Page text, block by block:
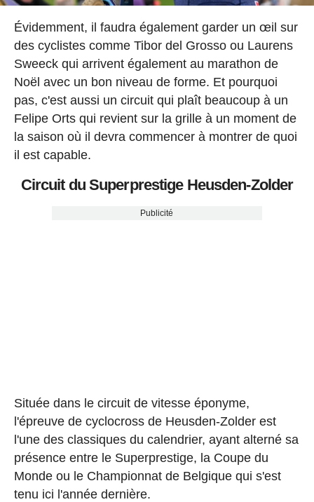
Évidemment, il faudra également garder un œil sur
des cyclistes comme Tibor del Grosso ou Laurens
Sweeck qui arrivent également au marathon de
Noël avec un bon niveau de forme. Et pourquoi
pas, c'est aussi un circuit qui plaît beaucoup à un
Felipe Orts qui revient sur la grille à un moment de
la saison où il devra commencer à montrer de quoi
il est capable.
Circuit du Superprestige Heusden-Zolder
Publicité
Située dans le circuit de vitesse éponyme,
l'épreuve de cyclocross de Heusden-Zolder est
l'une des classiques du calendrier, ayant alterné sa
présence entre le Superprestige, la Coupe du
Monde ou le Championnat de Belgique qui s'est
tenu ici l'année dernière.